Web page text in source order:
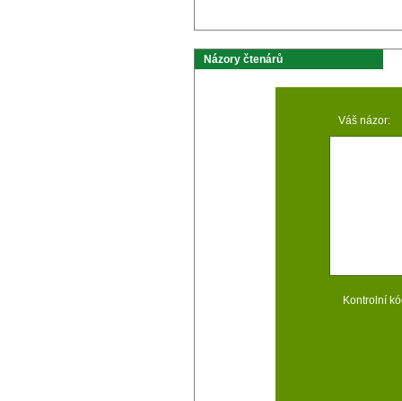
Názory čtenárů
Váš názor:
Kontrolní